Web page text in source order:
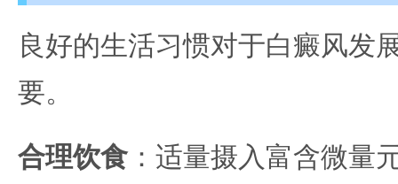
良好的生活习惯对于白癜风发
要。
合理饮食：适量摄入富含微量